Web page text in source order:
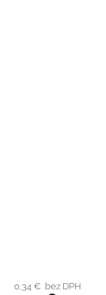
0,34 € bez DPH